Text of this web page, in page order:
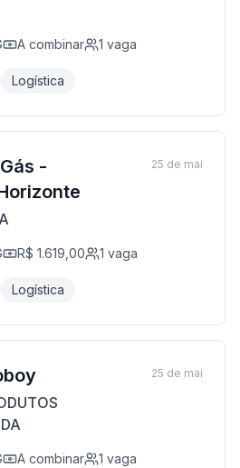
A combinar 1 vaga
Logística
-
R$ 1.619,00 1 vaga
Logística
25 de mai
A combinar 1 vaga
25 de mai